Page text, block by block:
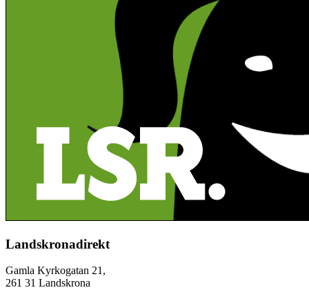
Landskronadirekt
Gamla Kyrkogatan 21,
261 31 Landskrona